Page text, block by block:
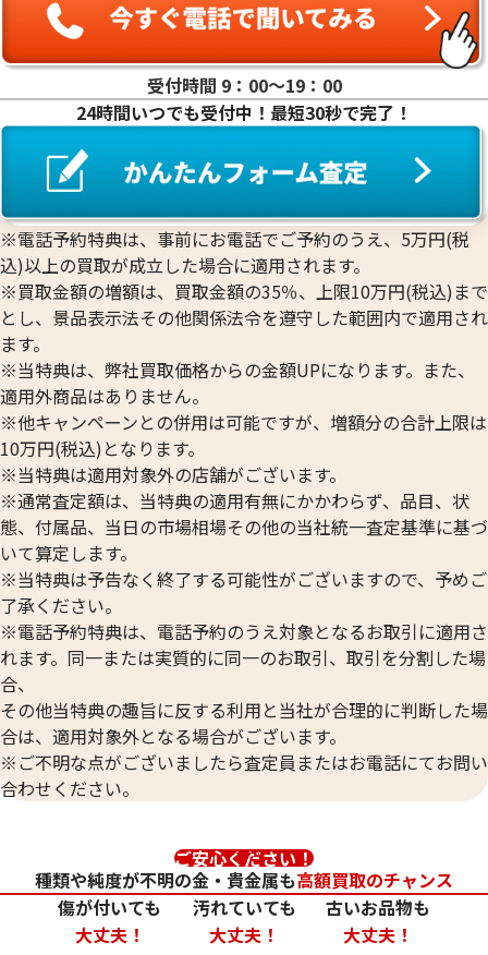
18金 (K18) 喜平リング
参考買取価格
76,400 円
18金 (K18) 喜平リ
3.2g
参考買取価格
71,900 円
24金 (K24) カレンダー 新星工業 戌
2g
参考買取価格
59,500 円
24金 (K24) カレ
2g
参考買取価格
59,500円
受付時間 9：00〜19：00
24時間いつでも受付中！最短30秒で完了！
※電話予約特典は、事前にお電話でご予約のうえ、5万円(税
込)以上の買取が成立した場合に適用されます。
※買取金額の増額は、買取金額の35％、上限10万円(税込)まで
とし、景品表示法その他関係法令を遵守した範囲内で適用され
ます。
※当特典は、弊社買取価格からの金額UPになります。また、
適用外商品はありません。
※他キャンペーンとの併用は可能ですが、増額分の合計上限は
10万円(税込)となります。
※当特典は適用対象外の店舗がございます。
※通常査定額は、当特典の適用有無にかかわらず、品目、状
態、付属品、当日の市場相場その他の当社統一査定基準に基づ
いて算定します。
※当特典は予告なく終了する可能性がございますので、予めご
了承ください。
※電話予約特典は、電話予約のうえ対象となるお取引に適用さ
れます。同一または実質的に同一のお取引、取引を分割した場
合、
その他当特典の趣旨に反する利用と当社が合理的に判断した場
合は、適用対象外となる場合がございます。
※ご不明な点がございましたら査定員またはお電話にてお問い
合わせください。
ご安心ください！
種類や純度が不明の金・貴金属も高額買取のチャンス
傷が付いても
大丈夫！
汚れていても
大丈夫！
古いお品物も
大丈夫！